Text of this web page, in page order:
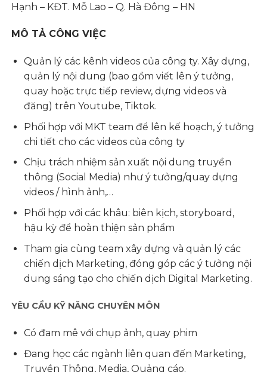
Hạnh – KĐT. Mỗ Lao – Q. Hà Đông – HN
MÔ TẢ CÔNG VIỆC
Quản lý các kênh videos của công ty. Xây dựng,
quản lý nội dung (bao gồm viết lên ý tưởng,
quay hoặc trực tiếp review, dựng videos và
đăng) trên Youtube, Tiktok.
Phối hợp với MKT team để lên kế hoạch, ý tưởng
chi tiết cho các videos của công ty
Chịu trách nhiệm sản xuất nội dung truyền
thông (Social Media) như ý tưởng/quay dựng
videos / hình ảnh,…
Phối hợp với các khâu: biên kịch, storyboard,
hậu kỳ để hoàn thiện sản phẩm
Tham gia cùng team xây dựng và quản lý các
chiến dịch Marketing, đóng góp các ý tưởng nội
dung sáng tạo cho chiến dịch Digital Marketing.
YÊU CẦU KỸ NĂNG CHUYÊN MÔN
Có đam mê với chụp ảnh, quay phim
Đang học các ngành liên quan đến Marketing,
Truyền Thông, Media, Quảng cáo.